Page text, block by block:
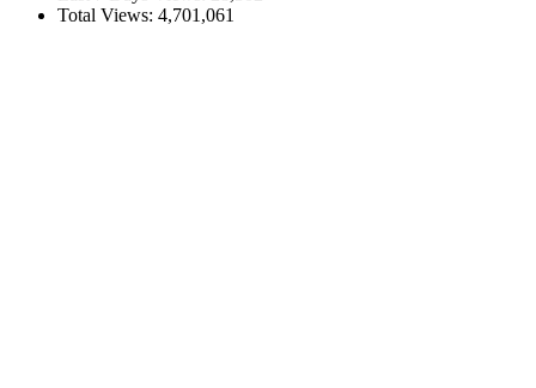
Total Views: 4,701,061